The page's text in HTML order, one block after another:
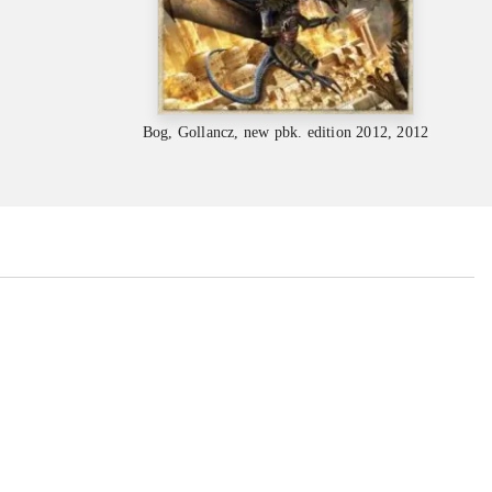
Bog, Gollancz, new pbk. edition 2012, 2012